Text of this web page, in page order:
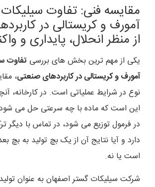
مقایسه فنی: تفاوت
آمورف و کریستالی در
از منظر انحلال، پایداری و
یکی از مهم ترین بخش های بررسی تفاوت
آمورف و کریستالی در کاربردهای صنعتی،
نوع در شرایط عملیاتی است. در کارخانه،
این است که ماده با چه سرعتی حل می
در فرمول توزیع می شود، در تماس با دیگر
دارد و آیا نتایج آن از یک بچ تولید به بچ
است یا نه.
شرکت سیلیکات گستر اصفهان به عنوان